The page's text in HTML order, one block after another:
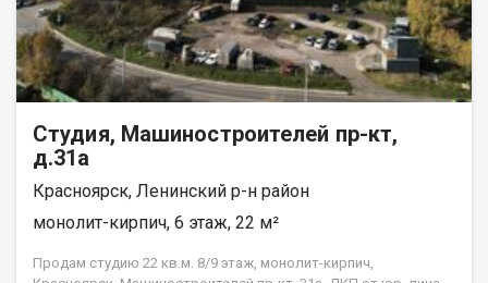
Студия, Машиностроителей пр-кт,
д.31а
Красноярск, Ленинский р-н район
монолит-кирпич, 6 этаж, 22 м²
Продам студию 22 кв.м. 8/9 этаж, монолит-кирпич,